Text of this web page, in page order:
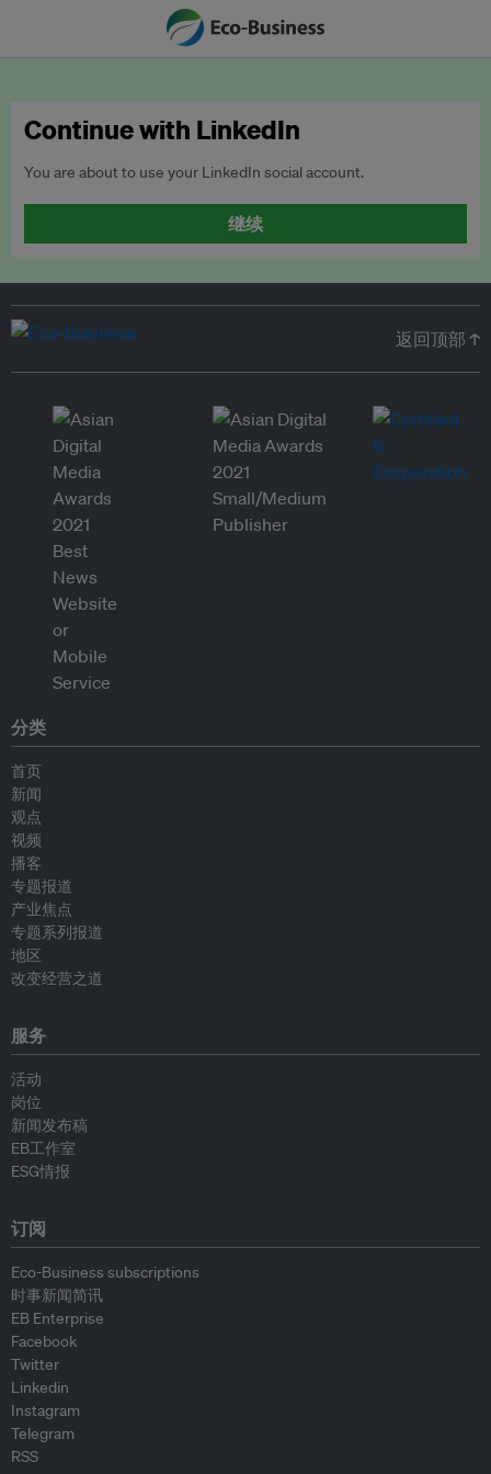
Continue with LinkedIn
You are about to use your LinkedIn social account.
继续
返回顶部 ↑
分类
首页
新闻
观点
视频
播客
专题报道
产业焦点
专题系列报道
地区
改变经营之道
服务
活动
岗位
新闻发布稿
EB工作室
ESG情报
订阅
Eco-Business subscriptions
时事新闻简讯
EB Enterprise
Facebook
Twitter
Linkedin
Instagram
Telegram
RSS